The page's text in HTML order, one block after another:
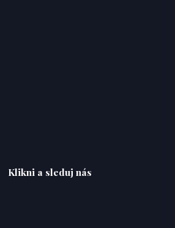
Klikni a sleduj nás